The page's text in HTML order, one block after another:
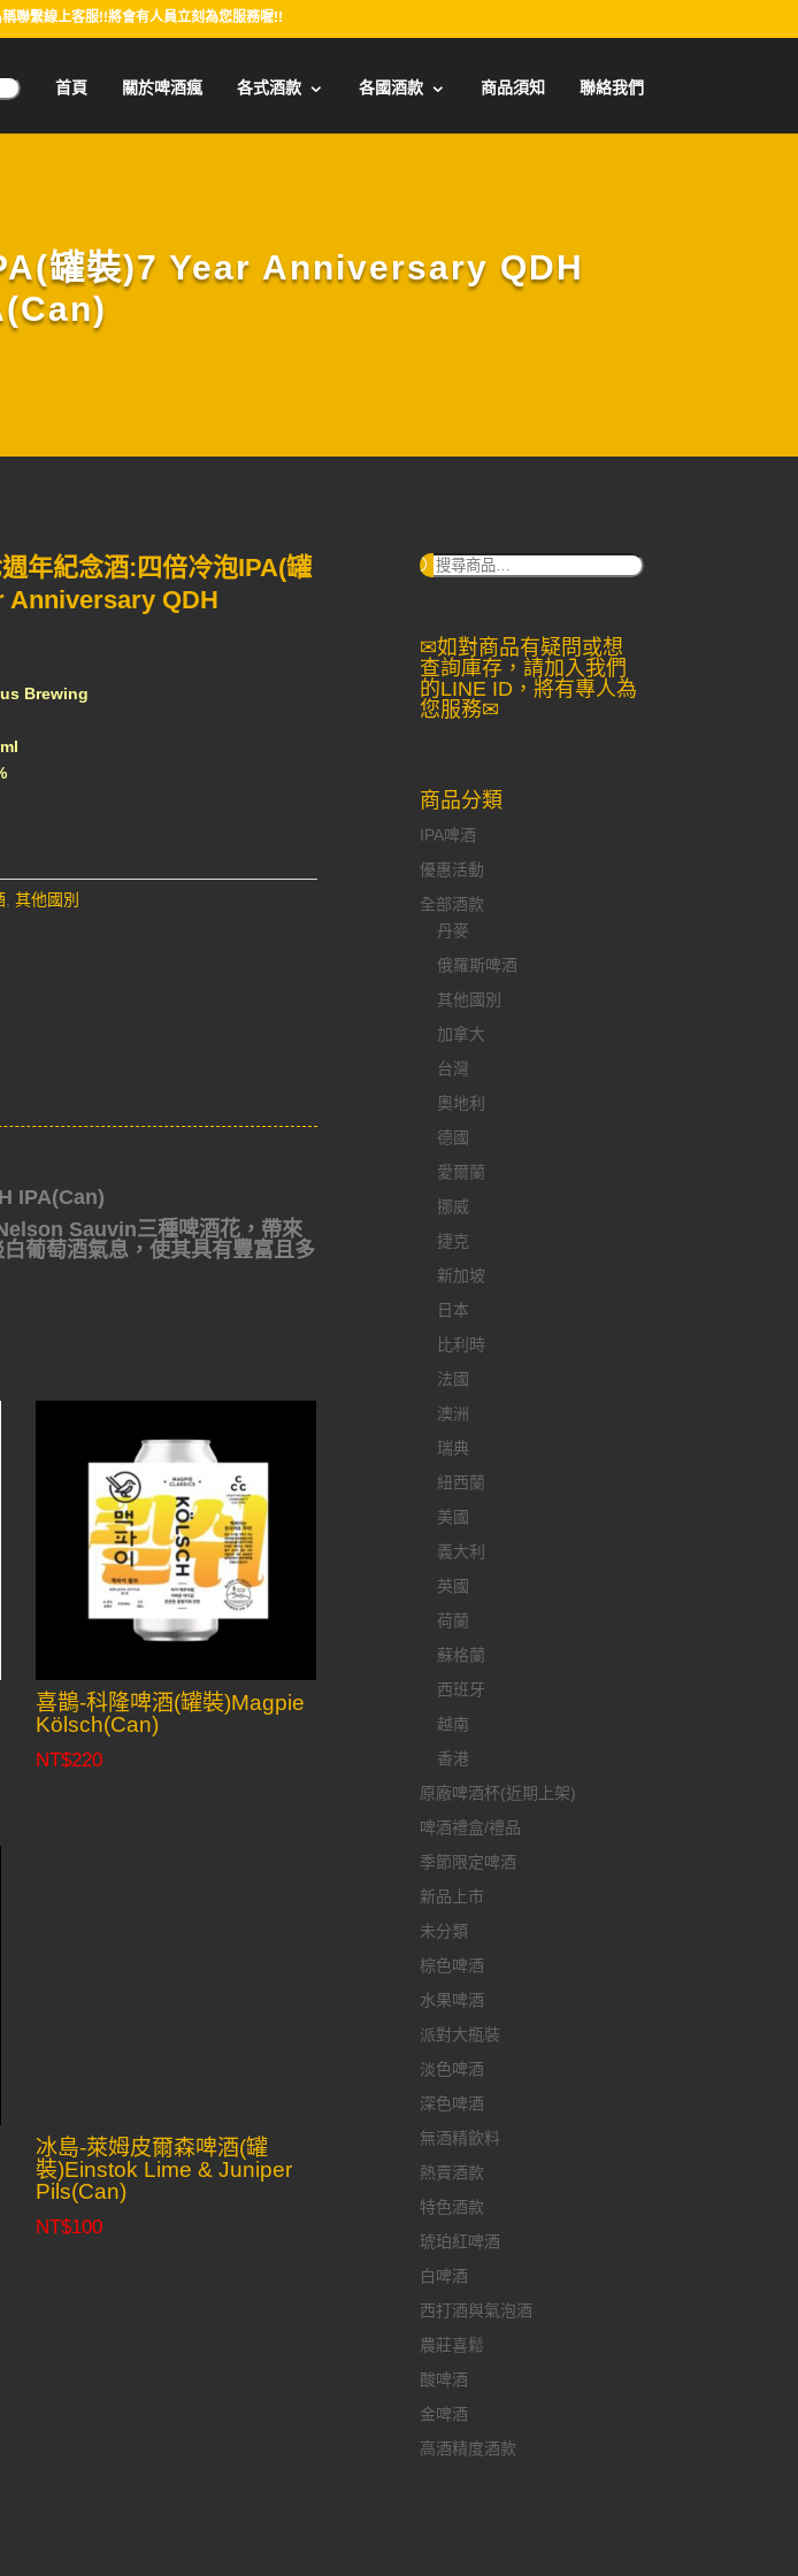
聯繫線上客服!!將會有人員立刻為您服務喔!!
搜
尋：
首頁 關於啤酒瘋 各式酒款 各國酒款 商品須知 聯絡我們
罐裝)7 Year Anniversary QDH
年紀念酒:四倍冷泡IPA(罐
Anniversary QDH
Brewing
, 其他國別
IPA(Can)
Sauvin三種啤酒花，帶來
葡萄酒氣息，使其具有豐富且多
喜鵲-科隆啤酒(罐裝)Magpie
Kölsch(Can)
NT$220
冰島-萊姆皮爾森啤酒(罐
裝)Einstok Lime & Juniper
Pils(Can)
NT$100
搜
✉如對商品有疑問或想
查詢庫存，請加入我們
的LINE ID，將有專人為
您服務✉
商品分類
IPA啤酒
優惠活動
全部酒款
丹麥
俄羅斯啤酒
其他國別
加拿大
台灣
奧地利
德國
愛爾蘭
挪威
捷克
新加坡
日本
比利時
法國
澳洲
瑞典
紐西蘭
美國
義大利
英國
荷蘭
蘇格蘭
西班牙
越南
香港
原廠啤酒杯(近期上架)
啤酒禮盒/禮品
季節限定啤酒
新品上市
未分類
棕色啤酒
水果啤酒
派對大瓶裝
淡色啤酒
深色啤酒
無酒精飲料
熱賣酒款
特色酒款
琥珀紅啤酒
白啤酒
西打酒與氣泡酒
農莊喜鬆
酸啤酒
金啤酒
高酒精度酒款